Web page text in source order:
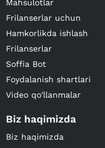
Mahsulotlar
Frilanserlar uchun
Hamkorlikda ishlash
Frilanserlar
Soffia Bot
Foydalanish shartlari
Video qo'llanmalar
Biz haqimizda
Biz haqimizda